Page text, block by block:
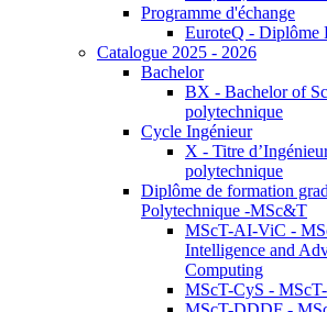
Programme d'échange
EuroteQ - Diplôme
Catalogue 2025 - 2026
Bachelor
BX - Bachelor of
polytechnique
Cycle Ingénieur
X - Titre
polytechnique
Diplôme de formation
Polytechnique -MSc&T
MScT-AI-ViC -
Intelligence and
Computing
MScT-CyS -